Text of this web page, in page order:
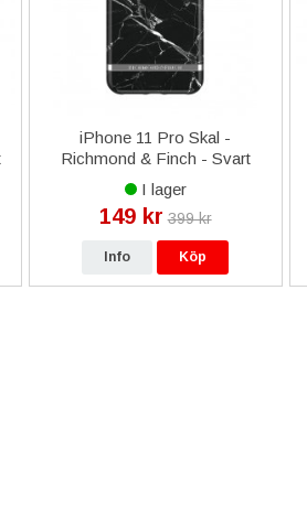
iPhone 11 Pro Skal -
Richmond & Finch - Svart
Marmor
I lager
149 kr 399 kr
Info Köp